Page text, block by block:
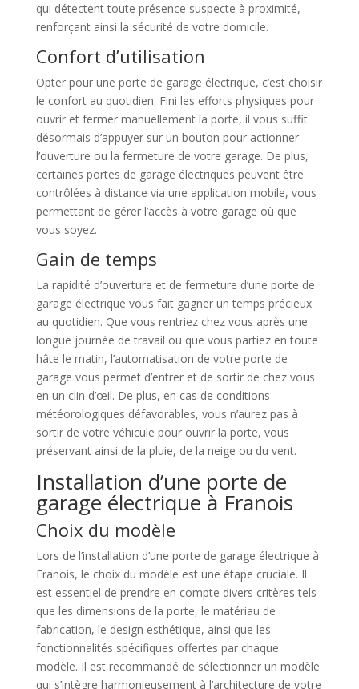
qui détectent toute présence suspecte à proximité,
renforçant ainsi la sécurité de votre domicile.
Confort d’utilisation
Opter pour une porte de garage électrique, c’est choisir
le confort au quotidien. Fini les efforts physiques pour
ouvrir et fermer manuellement la porte, il vous suffit
désormais d’appuyer sur un bouton pour actionner
l’ouverture ou la fermeture de votre garage. De plus,
certaines portes de garage électriques peuvent être
contrôlées à distance via une application mobile, vous
permettant de gérer l’accès à votre garage où que
vous soyez.
Gain de temps
La rapidité d’ouverture et de fermeture d’une porte de
garage électrique vous fait gagner un temps précieux
au quotidien. Que vous rentriez chez vous après une
longue journée de travail ou que vous partiez en toute
hâte le matin, l’automatisation de votre porte de
garage vous permet d’entrer et de sortir de chez vous
en un clin d’œil. De plus, en cas de conditions
météorologiques défavorables, vous n’aurez pas à
sortir de votre véhicule pour ouvrir la porte, vous
préservant ainsi de la pluie, de la neige ou du vent.
Installation d’une porte de
garage électrique à Franois
Choix du modèle
Lors de l’installation d’une porte de garage électrique à
Franois, le choix du modèle est une étape cruciale. Il
est essentiel de prendre en compte divers critères tels
que les dimensions de la porte, le matériau de
fabrication, le design esthétique, ainsi que les
fonctionnalités spécifiques offertes par chaque
modèle. Il est recommandé de sélectionner un modèle
qui s’intègre harmonieusement à l’architecture de votre